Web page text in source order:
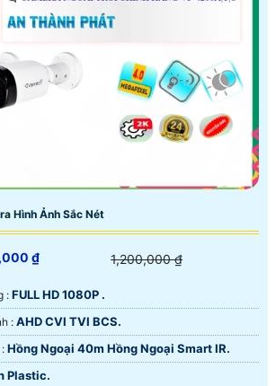
Hình Ảnh Sắc Nét
₫ 1,200,000 ₫
: FULL HD 1080P .
🕉️ Công Nghệ Hình Ảnh : AHD CVI TVI BCS.
💥 Tầm Nhìn Ban Đêm : Hồng Ngoại 40m Hồng Ngoại Smart IR.
Plastic.